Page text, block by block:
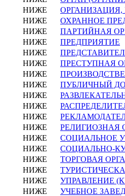
НИЖЕ
НИЖЕ
ОХРАННОЕ
НИЖЕ
ПАРТИЙНАЯ
НИЖЕ
ПРЕДПРИЯТИЕ
НИЖЕ
НИЖЕ
ПРЕСТУПНАЯ
НИЖЕ
НИЖЕ
ПУБЛИЧНЫЙ
НИЖЕ
НИЖЕ
НИЖЕ
НИЖЕ
РЕЛИГИОЗНАЯ
НИЖЕ
СОЦИАЛЬНОЕ
НИЖЕ
СОЦИАЛЬНО-
НИЖЕ
ТОРГОВАЯ
НИЖЕ
НИЖЕ
УПРАВЛЕНИЕ
НИЖЕ
УЧЕБНОЕ